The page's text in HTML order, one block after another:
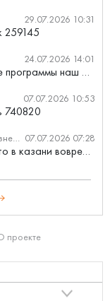
29.07.2026 10:31
259145
24.07.2026 14:01
что со стоянками во дворе после программы наш двор
07.07.2026 10:53
740820
Гость 2084, Ботаническая 3 (ПИК, бизнес-класс) 07.07.2026 07:28
проверьте, сдал ли пик хоть чтото в казани вовремя?
проекте